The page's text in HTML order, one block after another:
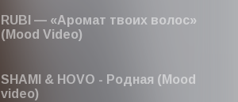
RUBI — «Аромат твоих волос»
(Mood Video)
SHAMI & HOVO - Родная (Mood
video)